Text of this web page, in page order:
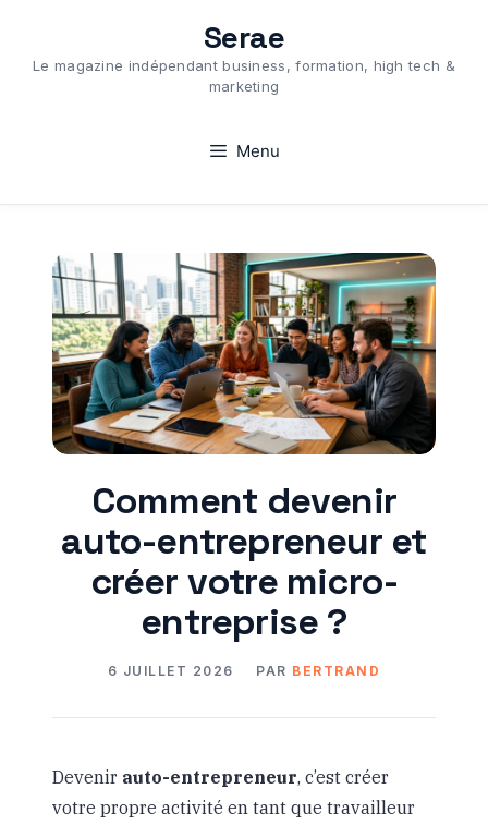
contenu
Serae
Le magazine indépendant business, formation, high tech &
marketing
Menu
Comment devenir
auto-entrepreneur et
créer votre micro-
entreprise ?
6 JUILLET 2026 PAR BERTRAND
Devenir auto-entrepreneur, c’est créer
votre propre activité en tant que travailleur